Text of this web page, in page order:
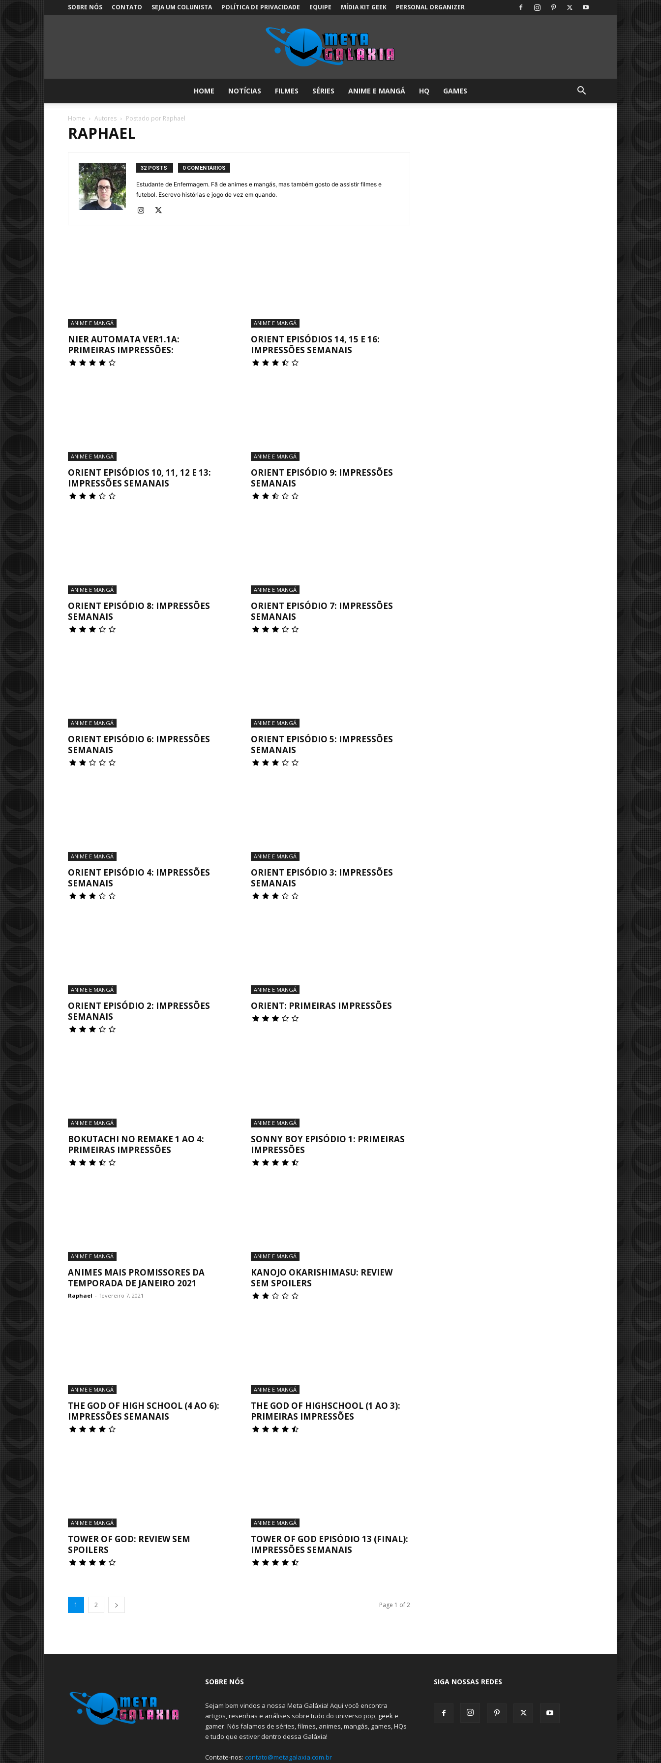
SOBRE NÓS CONTATO SEJA UM COLUNISTA POLÍTICA DE PRIVACIDADE EQUIPE MÍDIA KIT GEEK PERSONAL ORGANIZER
notícias
HOME NOTÍCIAS FILMES SÉRIES ANIME E MANGÁ HQ GAMES
Home Autores Postado por Raphael
RAPHAEL
32 POSTS 0 COMENTÁRIOS
Estudante de Enfermagem. Fã de animes e mangás, mas também gosto de assistir filmes e
futebol. Escrevo histórias e jogo de vez em quando.
ANIME E MANGÁ
NIER AUTOMATA VER1.1A:
PRIMEIRAS IMPRESSÕES:
ANIME E MANGÁ
ORIENT EPISÓDIOS 14, 15 E 16:
IMPRESSÕES SEMANAIS
ANIME E MANGÁ
ORIENT EPISÓDIOS 10, 11, 12 E 13:
IMPRESSÕES SEMANAIS
ANIME E MANGÁ
ORIENT EPISÓDIO 9: IMPRESSÕES
SEMANAIS
ANIME E MANGÁ
ORIENT EPISÓDIO 8: IMPRESSÕES
SEMANAIS
ANIME E MANGÁ
ORIENT EPISÓDIO 7: IMPRESSÕES
SEMANAIS
ANIME E MANGÁ
ORIENT EPISÓDIO 6: IMPRESSÕES
SEMANAIS
ANIME E MANGÁ
ORIENT EPISÓDIO 5: IMPRESSÕES
SEMANAIS
ANIME E MANGÁ
ORIENT EPISÓDIO 4: IMPRESSÕES
SEMANAIS
ANIME E MANGÁ
ORIENT EPISÓDIO 3: IMPRESSÕES
SEMANAIS
ANIME E MANGÁ
ORIENT EPISÓDIO 2: IMPRESSÕES
SEMANAIS
ANIME E MANGÁ
ORIENT: PRIMEIRAS IMPRESSÕES
ANIME E MANGÁ
BOKUTACHI NO REMAKE 1 AO 4:
PRIMEIRAS IMPRESSÕES
ANIME E MANGÁ
SONNY BOY EPISÓDIO 1: PRIMEIRAS
IMPRESSÕES
ANIME E MANGÁ
ANIMES MAIS PROMISSORES DA
TEMPORADA DE JANEIRO 2021
Raphael - fevereiro 7, 2021
ANIME E MANGÁ
KANOJO OKARISHIMASU: REVIEW
SEM SPOILERS
ANIME E MANGÁ
THE GOD OF HIGH SCHOOL (4 AO 6):
IMPRESSÕES SEMANAIS
ANIME E MANGÁ
THE GOD OF HIGHSCHOOL (1 AO 3):
PRIMEIRAS IMPRESSÕES
ANIME E MANGÁ
TOWER OF GOD: REVIEW SEM
SPOILERS
ANIME E MANGÁ
TOWER OF GOD EPISÓDIO 13 (FINAL):
IMPRESSÕES SEMANAIS
1 2 Page 1 of 2
SOBRE NÓS
Sejam bem vindos a nossa Meta Galáxia! Aqui você encontra
artigos, resenhas e análises sobre tudo do universo pop, geek e
gamer. Nós falamos de séries, filmes, animes, mangás, games, HQs
e tudo que estiver dentro dessa Galáxia!
Contate-nos: contato@metagalaxia.com.br
SIGA NOSSAS REDES